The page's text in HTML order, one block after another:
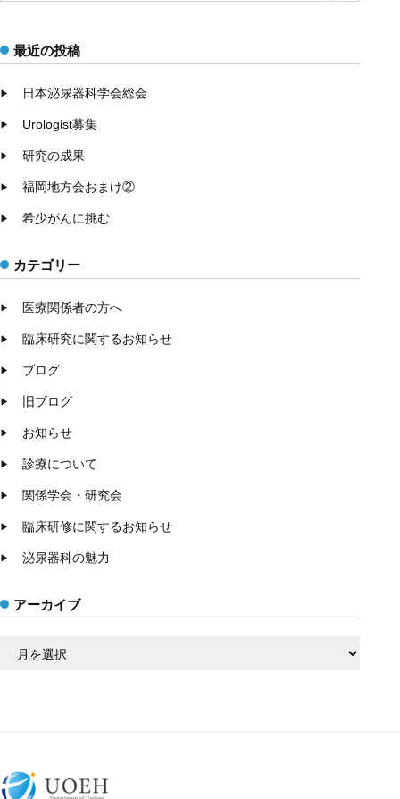
最近の投稿
日本泌尿器科学会総会
Urologist募集
研究の成果
福岡地方会おまけ②
希少がんに挑む
カテゴリー
医療関係者の方へ
臨床研究に関するお知らせ
ブログ
旧ブログ
お知らせ
診療について
関係学会・研究会
臨床研修に関するお知らせ
泌尿器科の魅力
アーカイブ